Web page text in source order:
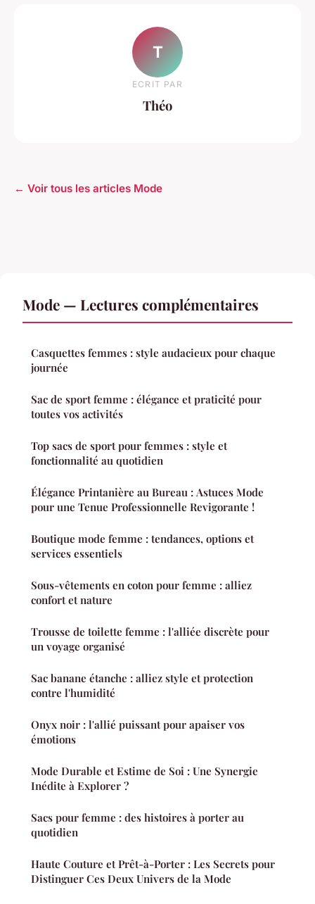
T
ECRIT PAR
Théo
← Voir tous les articles Mode
Mode — Lectures complémentaires
Casquettes femmes : style audacieux pour chaque
journée
Sac de sport femme : élégance et praticité pour
toutes vos activités
Top sacs de sport pour femmes : style et
fonctionnalité au quotidien
Élégance Printanière au Bureau : Astuces Mode
pour une Tenue Professionnelle Revigorante !
Boutique mode femme : tendances, options et
services essentiels
Sous-vêtements en coton pour femme : alliez
confort et nature
Trousse de toilette femme : l'alliée discrète pour
un voyage organisé
Sac banane étanche : alliez style et protection
contre l'humidité
Onyx noir : l'allié puissant pour apaiser vos
émotions
Mode Durable et Estime de Soi : Une Synergie
Inédite à Explorer ?
Sacs pour femme : des histoires à porter au
quotidien
Haute Couture et Prêt-à-Porter : Les Secrets pour
Distinguer Ces Deux Univers de la Mode